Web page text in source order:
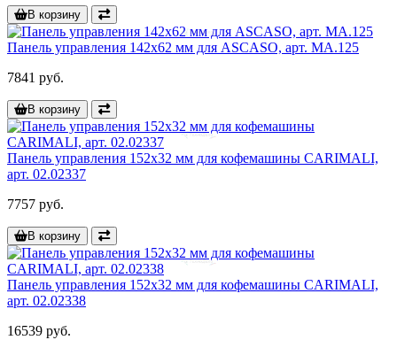
В корзину
Панель управления 142x62 мм для ASCASO, арт. MA.125
7841 руб.
В корзину
Панель управления 152x32 мм для кофемашины CARIMALI,
арт. 02.02337
7757 руб.
В корзину
Панель управления 152x32 мм для кофемашины CARIMALI,
арт. 02.02338
16539 руб.